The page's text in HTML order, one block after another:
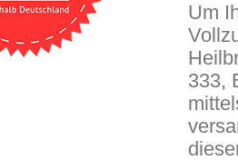
Um
333,